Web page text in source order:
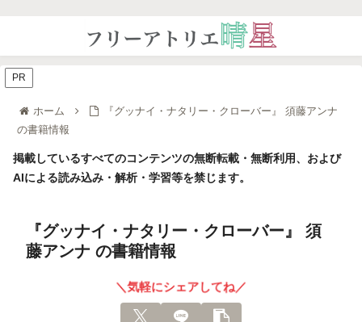
ホーム
『グッナイ・ナタリー・クローバー』 須藤アンナ
の書籍情報
掲載しているすべてのコンテンツの無断転載・無断利用、および
AIによる読み込み・解析・学習等を禁じます。
『グッナイ・ナタリー・クローバー』 須
藤アンナ の書籍情報
＼気軽にシェアしてね／
PR